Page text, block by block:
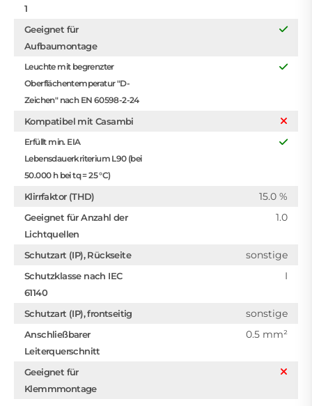
1
Geeignet für
Aufbaumontage
Leuchte mit begrenzter
Oberflächentemperatur "D-
Zeichen" nach EN 60598-2-24
Kompatibel mit Casambi
Erfüllt min. EIA
Lebensdauerkriterium L90 (bei
50.000 h bei tq = 25 °C)
Klirrfaktor (THD) 15.0 %
Geeignet für Anzahl der
Lichtquellen
1.0
Schutzart (IP), Rückseite sonstige
Schutzklasse nach IEC
61140
I
Schutzart (IP), frontseitig sonstige
Anschließbarer
Leiterquerschnitt
0.5 mm²
Geeignet für
Klemmmontage